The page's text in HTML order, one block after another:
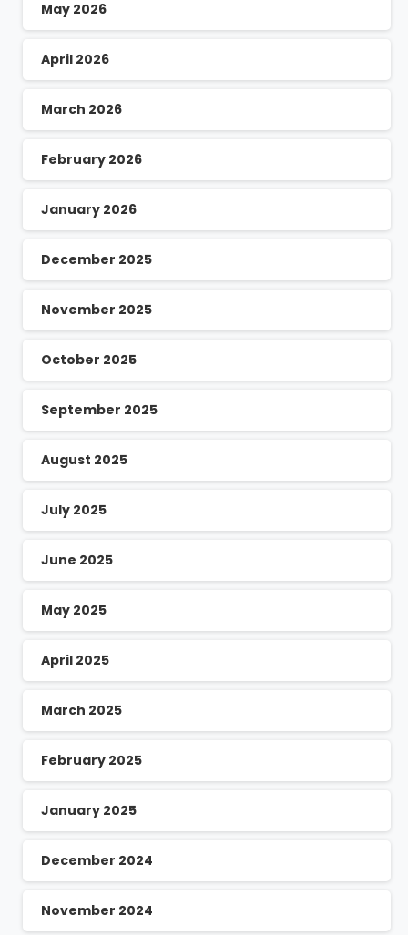
May 2026
April 2026
March 2026
February 2026
January 2026
December 2025
November 2025
October 2025
September 2025
August 2025
July 2025
June 2025
May 2025
April 2025
March 2025
February 2025
January 2025
December 2024
November 2024